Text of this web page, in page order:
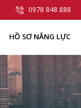
0978 848 888
HỒ SƠ NĂNG LỰC